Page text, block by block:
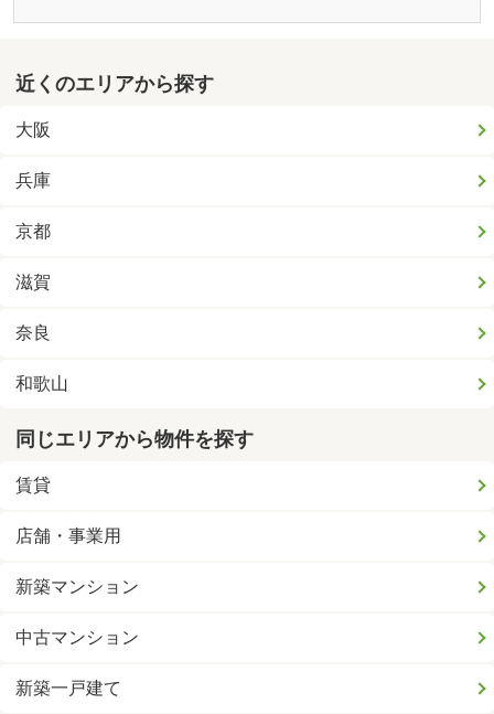
近くのエリアから探す
大阪
兵庫
京都
滋賀
奈良
和歌山
同じエリアから物件を探す
賃貸
店舗・事業用
新築マンション
中古マンション
新築一戸建て